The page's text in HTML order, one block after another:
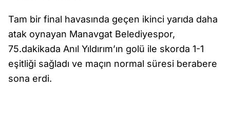
Tam bir final havasında geçen ikinci yarıda daha
atak oynayan Manavgat Belediyespor,
75.dakikada Anıl Yıldırım’ın golü ile skorda 1-1
eşitliği sağladı ve maçın normal süresi berabere
sona erdi.